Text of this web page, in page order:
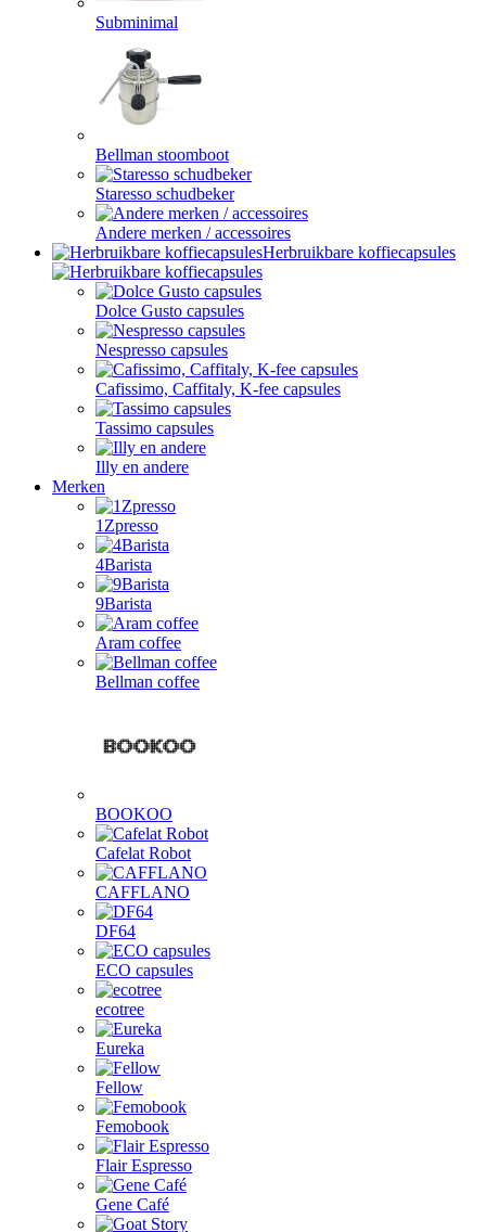
Subminimal
Bellman stoomboot
Staresso schudbeker
Andere merken / accessoires
Herbruikbare koffiecapsules
Dolce Gusto capsules
Nespresso capsules
Cafissimo, Caffitaly, K-fee capsules
Tassimo capsules
Illy en andere
Merken
1Zpresso
4Barista
9Barista
Aram coffee
Bellman coffee
BOOKOO
Cafelat Robot
CAFFLANO
DF64
ECO capsules
ecotree
Eureka
Fellow
Femobook
Flair Espresso
Gene Café